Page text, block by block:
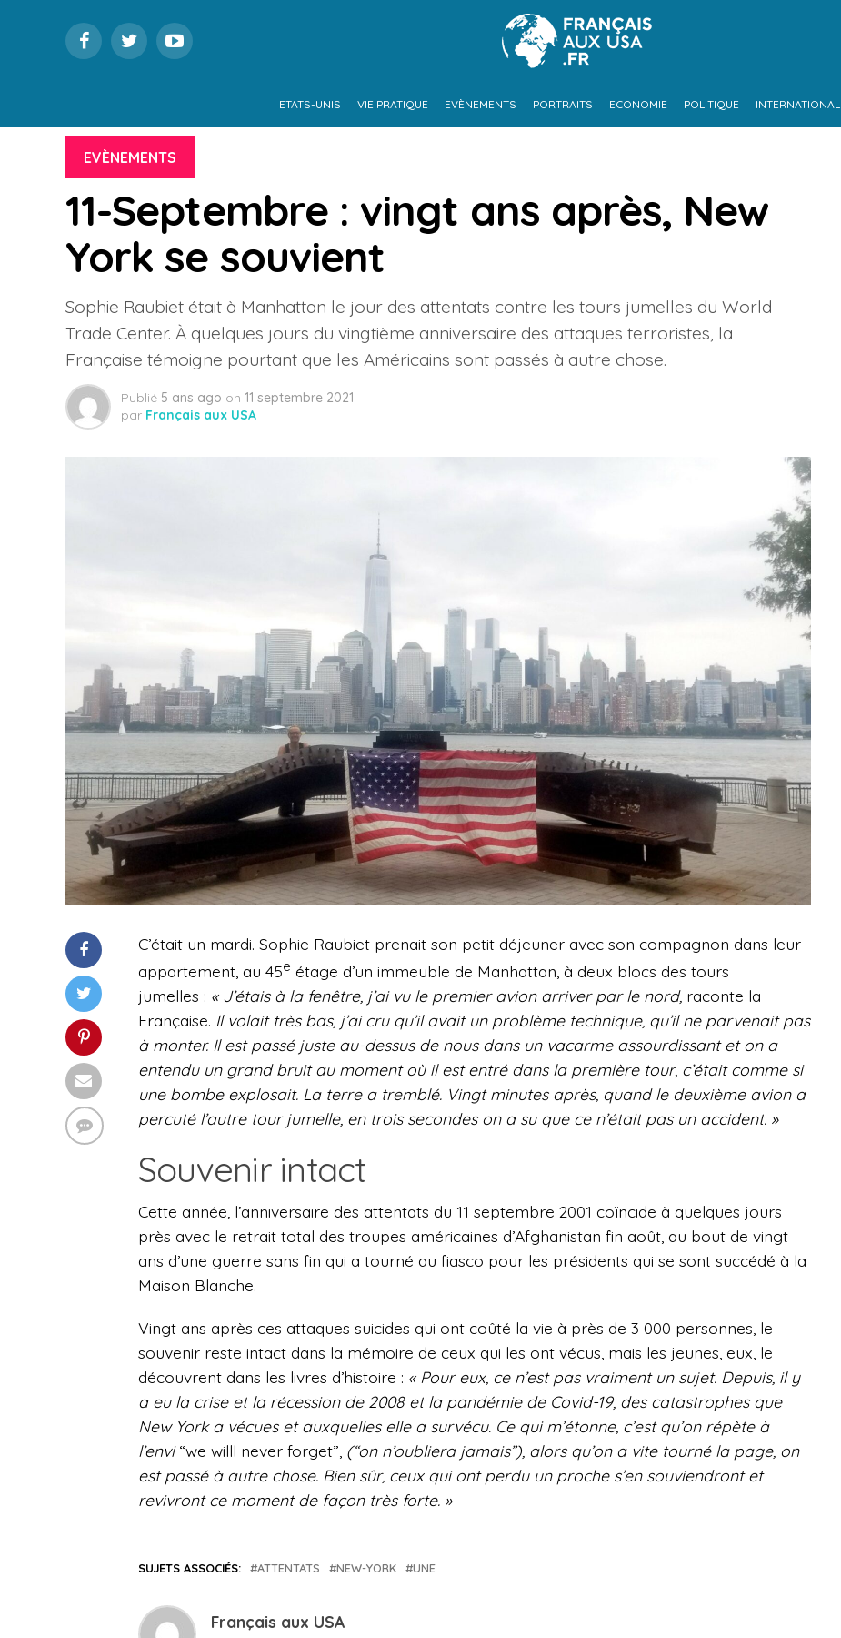
ETATS-UNIS VIE PRATIQUE EVÈNEMENTS PORTRAITS ECONOMIE POLITIQUE INTERNATIONAL
EVÈNEMENTS
11-Septembre : vingt ans après, New
York se souvient
Sophie Raubiet était à Manhattan le jour des attentats contre les tours jumelles du World
Trade Center. À quelques jours du vingtième anniversaire des attaques terroristes, la
Française témoigne pourtant que les Américains sont passés à autre chose.
Publié 5 ans ago on 11 septembre 2021
par Français aux USA
C’était un mardi. Sophie Raubiet prenait son petit déjeuner avec son compagnon dans leur
appartement, au 45e étage d’un immeuble de Manhattan, à deux blocs des tours
jumelles : « J’étais à la fenêtre, j’ai vu le premier avion arriver par le nord, raconte la
Française. Il volait très bas, j’ai cru qu’il avait un problème technique, qu’il ne parvenait pas
à monter. Il est passé juste au-dessus de nous dans un vacarme assourdissant et on a
entendu un grand bruit au moment où il est entré dans la première tour, c’était comme si
une bombe explosait. La terre a tremblé. Vingt minutes après, quand le deuxième avion a
percuté l’autre tour jumelle, en trois secondes on a su que ce n’était pas un accident. »
Souvenir intact
Cette année, l’anniversaire des attentats du 11 septembre 2001 coïncide à quelques jours
près avec le retrait total des troupes américaines d’Afghanistan fin août, au bout de vingt
ans d’une guerre sans fin qui a tourné au fiasco pour les présidents qui se sont succédé à la
Maison Blanche.
Vingt ans après ces attaques suicides qui ont coûté la vie à près de 3 000 personnes, le
souvenir reste intact dans la mémoire de ceux qui les ont vécus, mais les jeunes, eux, le
découvrent dans les livres d’histoire : « Pour eux, ce n’est pas vraiment un sujet. Depuis, il y
a eu la crise et la récession de 2008 et la pandémie de Covid-19, des catastrophes que
New York a vécues et auxquelles elle a survécu. Ce qui m’étonne, c’est qu’on répète à
l’envi“we willl never forget”, (“on n’oubliera jamais”), alors qu’on a vite tourné la page, on
est passé à autre chose. Bien sûr, ceux qui ont perdu un proche s’en souviendront et
revivront ce moment de façon très forte. »
SUJETS ASSOCIÉS: ATTENTATS NEW-YORK UNE
Français aux USA